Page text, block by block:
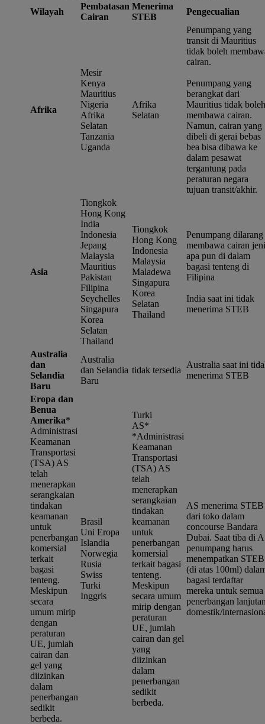
Wilayah
Pembatasan
Cairan
Menerima
STEB
Pengecualian
Afrika
Mesir
Kenya
Mauritius
Nigeria
Afrika
Selatan
Tanzania
Uganda
Afrika
Selatan
Penumpang yang
transit di Mauritius
tidak boleh
cairan.
Penumpang yang
berangkat dari
Mauritius tidak boleh
membawa cairan.
Namun, cairan yang
dibeli di gerai bebas
bea bisa dibawa ke
dalam pesawat
tergantung pada
peraturan negara
tujuan transit/akhir.
Asia
Tiongkok
Hong Kong
India
Indonesia
Jepang
Malaysia
Mauritius
Pakistan
Filipina
Seychelles
Singapura
Korea
Selatan
Thailand
Tiongkok
Hong Kong
Indonesia
Malaysia
Maladewa
Singapura
Korea
Selatan
Thailand
Penumpang dilarang
membawa cairan
apa pun di dalam
bagasi tenteng di
Filipina
India saat ini tidak
menerima STEB
Australia
dan
Selandia
Baru
Australia
dan Selandia
Baru
tidak tersedia
Australia saat ini
menerima STEB
Eropa dan
Benua
Amerika*
Administrasi
Keamanan
Transportasi
(TSA) AS
telah
menerapkan
serangkaian
tindakan
keamanan
untuk
penerbangan
komersial
terkait
bagasi
tenteng.
Meskipun
secara
umum mirip
dengan
peraturan
UE, jumlah
cairan dan
gel yang
diizinkan
dalam
penerbangan
sedikit
berbeda.
Brasil
Uni Eropa
Islandia
Norwegia
Rusia
Swiss
Turki
Inggris
Turki
AS*
*Administrasi
Keamanan
Transportasi
(TSA) AS
telah
menerapkan
serangkaian
tindakan
keamanan
untuk
penerbangan
komersial
terkait bagasi
tenteng.
Meskipun
secara umum
mirip dengan
peraturan
UE, jumlah
cairan dan gel
yang
diizinkan
dalam
penerbangan
sedikit
berbeda.
AS menerima STEB
dari toko dalam
concourse Bandara
Dubai. Saat tiba di
penumpang harus
menempatkan STEB
(di atas 100ml)
bagasi terdaftar
mereka untuk semua
penerbangan
domestik/